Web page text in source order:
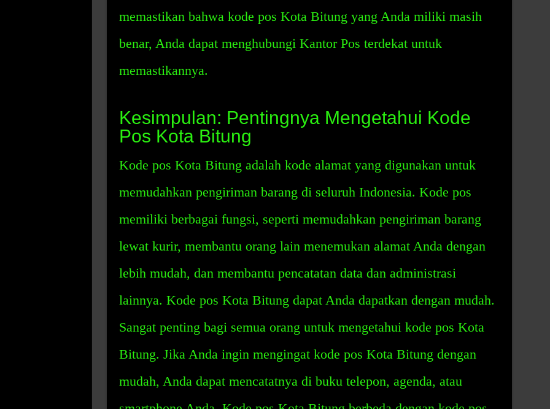
memastikan bahwa kode pos Kota Bitung yang Anda miliki masih
benar, Anda dapat menghubungi Kantor Pos terdekat untuk
memastikannya.
Kesimpulan: Pentingnya Mengetahui Kode
Pos Kota Bitung
Kode pos Kota Bitung adalah kode alamat yang digunakan untuk
memudahkan pengiriman barang di seluruh Indonesia. Kode pos
memiliki berbagai fungsi, seperti memudahkan pengiriman barang
lewat kurir, membantu orang lain menemukan alamat Anda dengan
lebih mudah, dan membantu pencatatan data dan administrasi
lainnya. Kode pos Kota Bitung dapat Anda dapatkan dengan mudah.
Sangat penting bagi semua orang untuk mengetahui kode pos Kota
Bitung. Jika Anda ingin mengingat kode pos Kota Bitung dengan
mudah, Anda dapat mencatatnya di buku telepon, agenda, atau